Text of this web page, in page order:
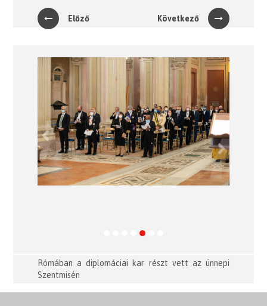
Előző Következő
Previous Next
Rómában a diplomáciai kar részt vett az ünnepi
Szentmisén